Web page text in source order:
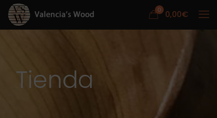
0 0,00€
Tienda